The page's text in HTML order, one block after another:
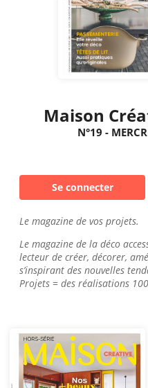
Maison
N°19 -
Se connecter
Le magazine de vos projets.
Le magazine de la déco
lecteur de créer, décorer,
s’inspirant des nouvelles
Projets = des réalisations